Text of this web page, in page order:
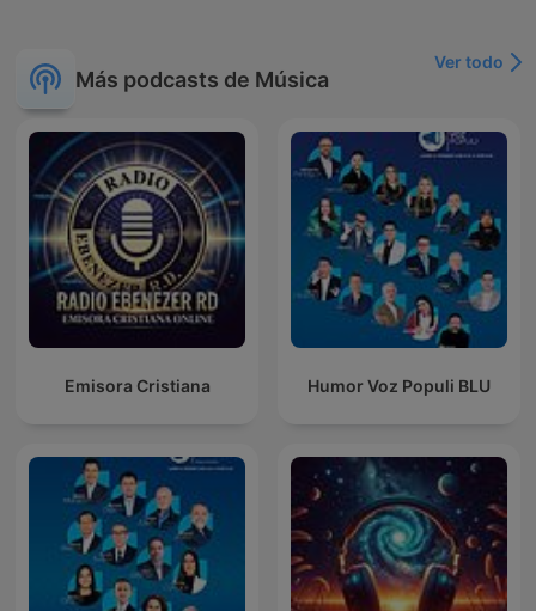
Más podcasts de Música
Ver todo
Emisora Cristiana Humor Voz Populi BLU